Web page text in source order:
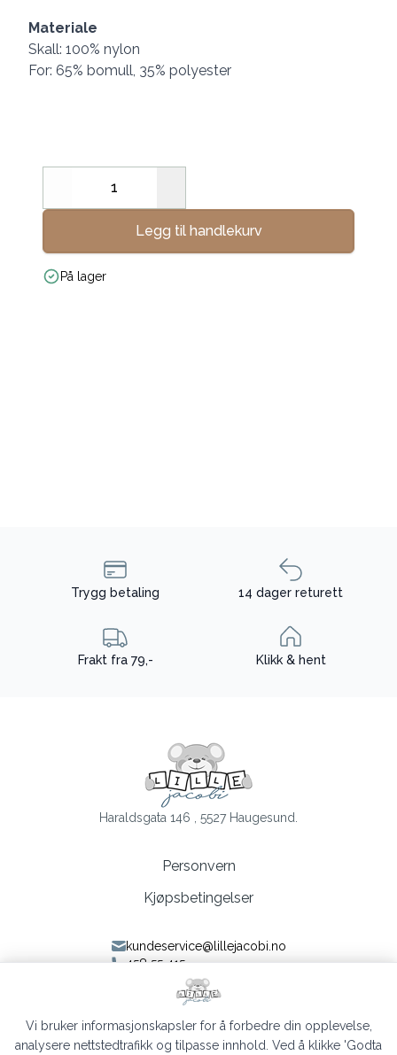
Materiale
Skall: 100% nylon
For: 65% bomull, 35% polyester
Decrease
Legg til handlekurv
På lager
Trygg betaling 14 dager returett
Frakt fra 79,- Klikk & hent
Haraldsgata 146 , 5527 Haugesund.
Personvern
Kjøpsbetingelser
kundeservice@lillejacobi.no
458 55 415
Følg oss på Facebook
Følg oss på Instagram
Vi bruker informasjonskapsler for å forbedre din opplevelse,
analysere nettstedtrafikk og tilpasse innhold. Ved å klikke 'Godta